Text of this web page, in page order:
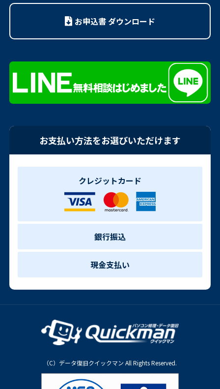
お申込書 ダウンロード
お支払い方法をお選びいただけます
クレジットカード
銀行振込
現金支払い
（C）データ復旧クイックマン All Rights Reserved.